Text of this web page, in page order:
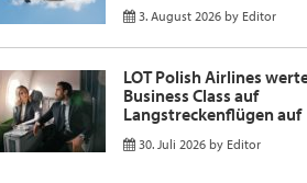
3. August 2026 by Editor
LOT Polish Airlines
Business Class auf
Langstreckenflügen auf
30. Juli 2026 by Editor